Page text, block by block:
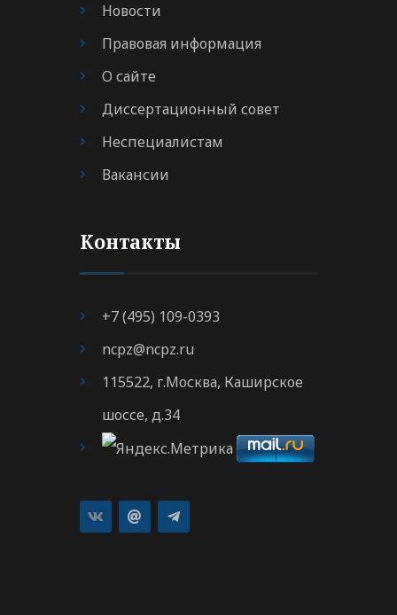
Новости
Правовая информация
О сайте
Диссертационный совет
Неспециалистам
Вакансии
Контакты
+7 (495) 109-0393
ncpz@ncpz.ru
115522, г.Москва, Каширское
шоссе, д.34